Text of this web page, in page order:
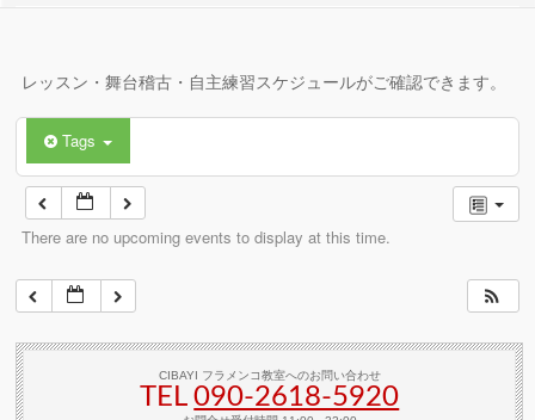
レッスン・舞台稽古・自主練習スケジュールがご確認できます。
Tags
There are no upcoming events to display at this time.
CIBAYI フラメンコ教室へのお問い合わせ
TEL090-2618‐5920